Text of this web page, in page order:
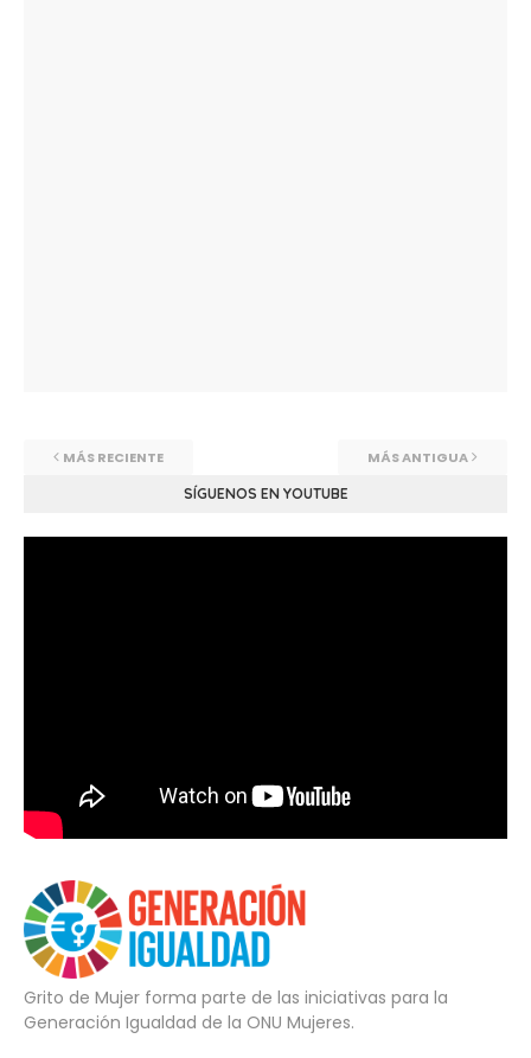
MÁS RECIENTE MÁS ANTIGUA
SÍGUENOS EN YOUTUBE
Grito de Mujer forma parte de las iniciativas para la
Generación Igualdad de la ONU Mujeres.